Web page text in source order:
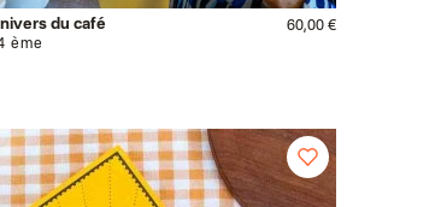
du café
ème
60,00 €